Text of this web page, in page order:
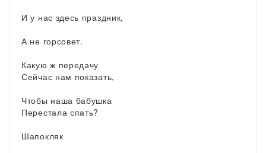
И у нас здесь праздник,
А не горсовет.
Какую ж передачу
Сейчас нам показать,
Чтобы наша бабушка
Перестала спать?
Шапокляк